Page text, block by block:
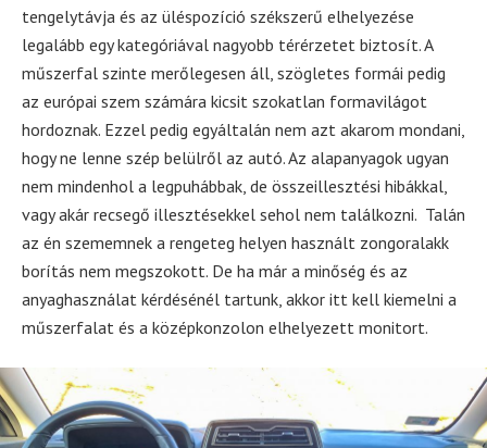
tengelytávja és az üléspozíció székszerű elhelyezése
legalább egy kategóriával nagyobb térérzetet biztosít. A
műszerfal szinte merőlegesen áll, szögletes formái pedig
az európai szem számára kicsit szokatlan formavilágot
hordoznak. Ezzel pedig egyáltalán nem azt akarom mondani,
hogy ne lenne szép belülről az autó. Az alapanyagok ugyan
nem mindenhol a legpuhábbak, de összeillesztési hibákkal,
vagy akár recsegő illesztésekkel sehol nem találkozni. Talán
az én szememnek a rengeteg helyen használt zongoralakk
borítás nem megszokott. De ha már a minőség és az
anyaghasználat kérdésénél tartunk, akkor itt kell kiemelni a
műszerfalat és a középkonzolon elhelyezett monitort.